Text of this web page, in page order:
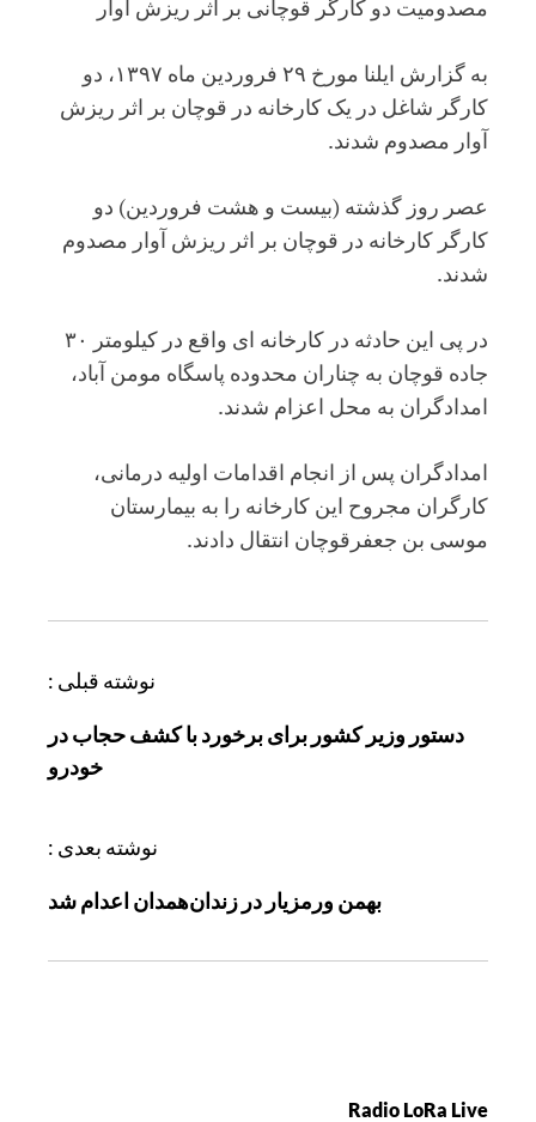
مصدومیت دو کارگر قوچانی بر اثر ریزش آوار
به گزارش ایلنا مورخ ۲۹ فروردین ماه ۱۳۹۷، دو
کارگر شاغل در یک کارخانه در قوچان بر اثر ریزش
آوار مصدوم شدند.
عصر روز گذشته (بیست و هشت فروردین) دو
کارگر کارخانه در قوچان بر اثر ریزش آوار مصدوم
شدند.
در پی این حادثه در کارخانه ای واقع در کیلومتر ۳۰
جاده قوچان به چناران محدوده پاسگاه مومن‌ آباد،
امدادگران به محل اعزام شدند.
امدادگران پس از انجام اقدامات اولیه درمانی،
کارگران مجروح این کارخانه را به بیمارستان
موسی بن جعفرقوچان انتقال دادند.
ت
نوشته قبلی :
دستور وزیر کشور برای برخورد با کشف حجاب در
خودرو
نوشته بعدی :
بهمن ورمزیار در زندان‌همدان اعدام شد
Radio LoRa Live